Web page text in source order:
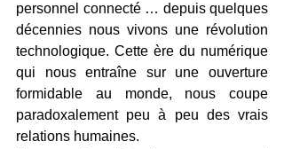
personnel connecté … depuis quelques
décennies nous vivons une révolution
technologique. Cette ère du numérique
qui nous entraîne sur une ouverture
formidable au monde, nous coupe
paradoxalement peu à peu des vrais
relations humaines.